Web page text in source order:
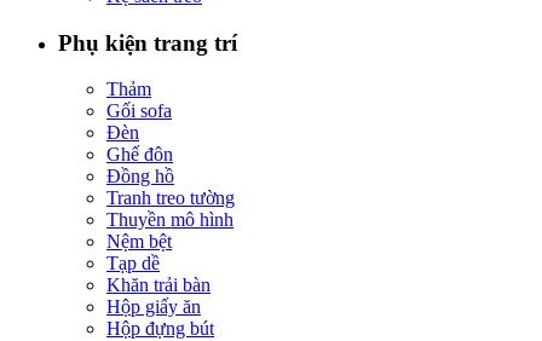
Phụ kiện trang trí
Thảm
Gối sofa
Đèn
Ghế đôn
Đồng hồ
Tranh treo tường
Thuyền mô hình
Nệm bệt
Tạp dề
Khăn trải bàn
Hộp giấy ăn
Hộp đựng bút